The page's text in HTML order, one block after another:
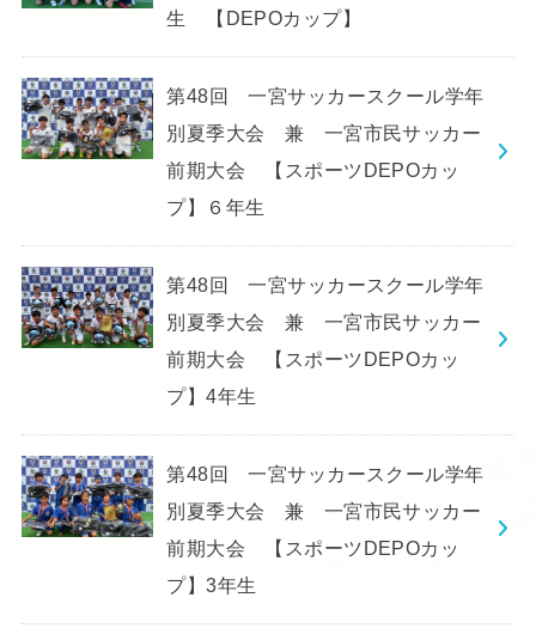
生 【DEPOカップ】
第48回 一宮サッカースクール学年
別夏季大会 兼 一宮市民サッカー
前期大会 【スポーツDEPOカッ
プ】６年生
第48回 一宮サッカースクール学年
別夏季大会 兼 一宮市民サッカー
前期大会 【スポーツDEPOカッ
プ】4年生
第48回 一宮サッカースクール学年
別夏季大会 兼 一宮市民サッカー
前期大会 【スポーツDEPOカッ
プ】3年生